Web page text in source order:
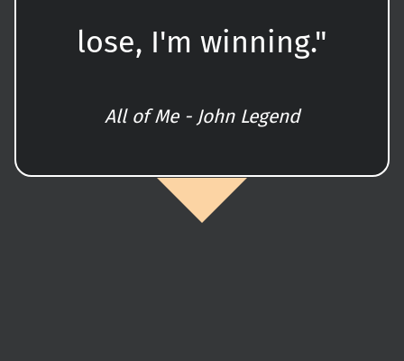
lose, I'm winning."
All of Me - John Legend